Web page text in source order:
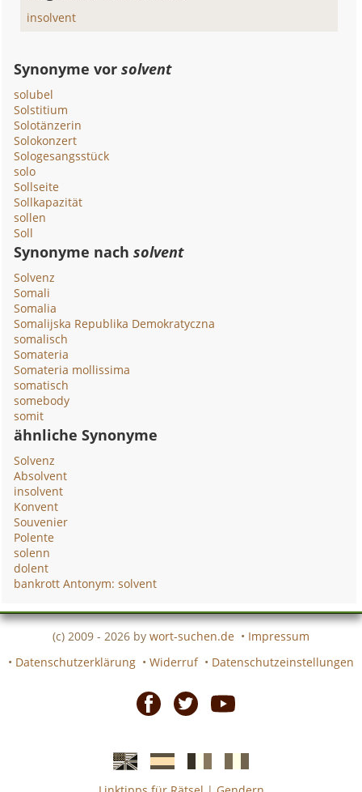
insolvent
Synonyme vorsolvent
solubel
Solstitium
Solotänzerin
Solokonzert
Sologesangsstück
solo
Sollseite
Sollkapazität
sollen
Soll
Synonyme nachsolvent
Solvenz
Somali
Somalia
Somalijska Republika Demokratyczna
somalisch
Somateria
Somateria mollissima
somatisch
somebody
somit
ähnliche Synonyme
Solvenz
Absolvent
insolvent
Konvent
Souvenier
Polente
solenn
dolent
bankrott Antonym: solvent
(c) 2009 - 2026 by wort-suchen.de • Impressum
• Datenschutzerklärung • Widerruf • Datenschutzeinstellungen